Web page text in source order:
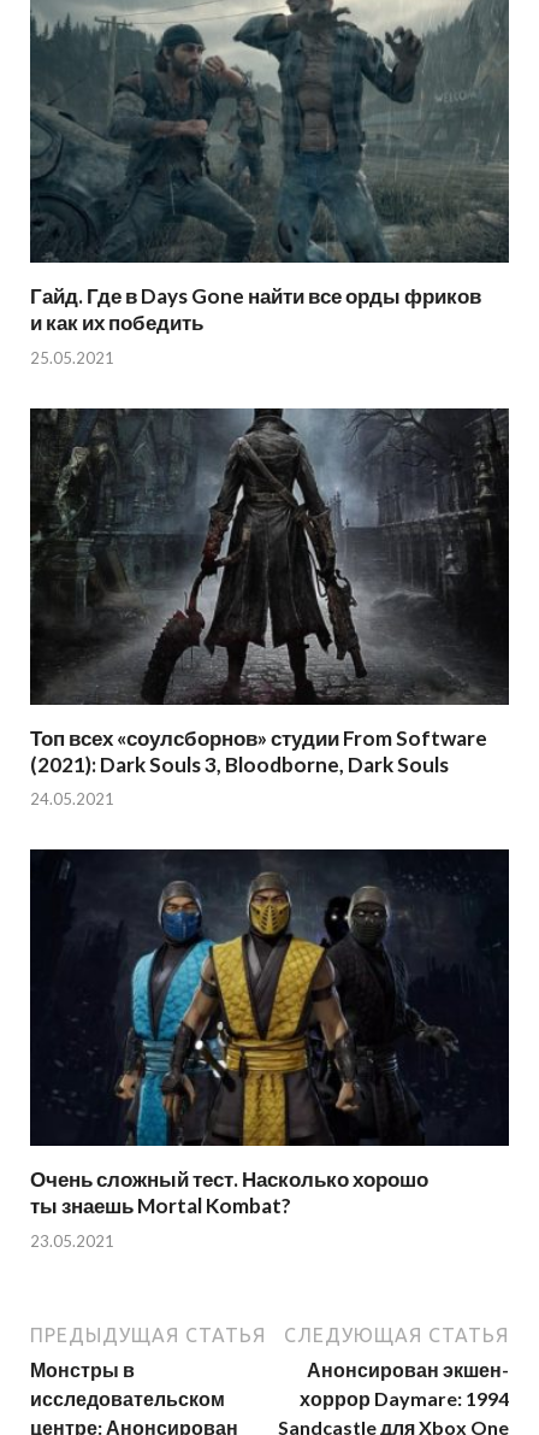
Гайд. Где в Days Gone найти все орды фриков
и как их победить
25.05.2021
Топ всех «соулсборнов» студии From Software
(2021): Dark Souls 3, Bloodborne, Dark Souls
24.05.2021
Очень сложный тест. Насколько хорошо
ты знаешь Mortal Kombat?
23.05.2021
ПРЕДЫДУЩАЯ СТАТЬЯ
Монстры в
исследовательском
центре: Анонсирован
СЛЕДУЮЩАЯ СТАТЬЯ
Анонсирован экшен-
хоррор Daymare: 1994
Sandcastle для Xbox One